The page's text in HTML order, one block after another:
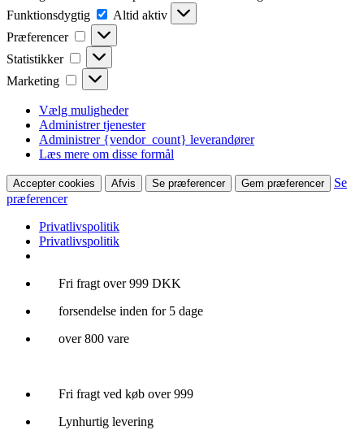
Funktionsdygtig
Funktionsdygtig
Altid aktiv
Præferencer
Præferencer
Statistikker Statistikker
Marketing Marketing
Vælg muligheder
Administrer tjenester
Administrer {vendor_count} leverandører
Læs mere om disse formål
Accepter cookies Afvis Se præferencer Gem præferencer
Se
præferencer
Privatlivspolitik
Privatlivspolitik
Videre
indhold
Fri fragt over 999 DKK
forsendelse inden for 5 dage
over 800 vare
Fri fragt ved køb over 999
Lynhurtig levering